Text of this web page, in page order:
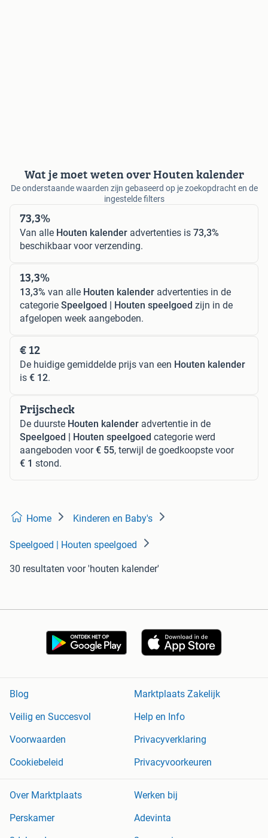
Wat je moet weten over Houten kalender
De onderstaande waarden zijn gebaseerd op je zoekopdracht en de
ingestelde filters
73,3%
Van alle Houten kalender advertenties is 73,3%
beschikbaar voor verzending.
13,3%
13,3% van alle Houten kalender advertenties in de
categorie Speelgoed | Houten speelgoed zijn in de
afgelopen week aangeboden.
€ 12
De huidige gemiddelde prijs van een Houten kalender
is € 12.
Prijscheck
De duurste Houten kalender advertentie in de
Speelgoed | Houten speelgoed categorie werd
aangeboden voor€ 55, terwijl de goedkoopste voor
€ 1 stond.
Home Kinderen en Baby's
Speelgoed | Houten speelgoed
30 resultaten voor 'houten kalender'
Blog
Marktplaats Zakelijk
Veilig en Succesvol
Help en Info
Voorwaarden
Privacyverklaring
Cookiebeleid
Privacyvoorkeuren
Over Marktplaats
Werken bij
Perskamer
Adevinta